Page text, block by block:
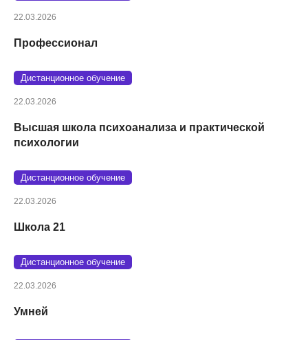
22.03.2026
Профессионал
Дистанционное обучение
22.03.2026
Высшая школа психоанализа и практической
психологии
Дистанционное обучение
22.03.2026
Школа 21
Дистанционное обучение
22.03.2026
Умней